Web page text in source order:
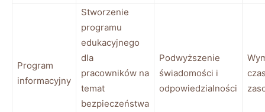
Program
informacyjny
Stworzenie
programu
⁢edukacyjnego
dla
pracowników na
temat‌
bezpieczeństwa
Podwyższenie
świadomości ⁢i
odpowiedzialności